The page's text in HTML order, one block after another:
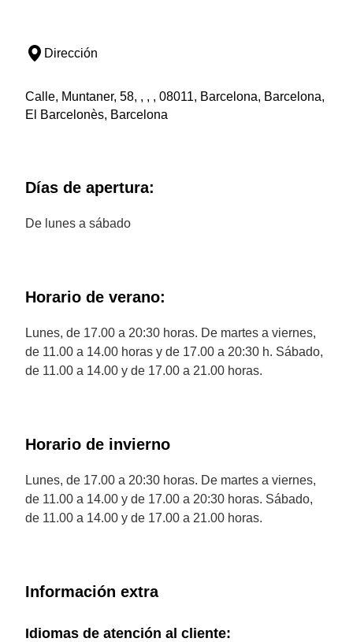
Dirección
Calle, Muntaner, 58, , , , 08011, Barcelona, Barcelona,
El Barcelonès, Barcelona
Días de apertura:
De lunes a sábado
Horario de verano:
Lunes, de 17.00 a 20:30 horas. De martes a viernes,
de 11.00 a 14.00 horas y de 17.00 a 20:30 h. Sábado,
de 11.00 a 14.00 y de 17.00 a 21.00 horas.
Horario de invierno
Lunes, de 17.00 a 20:30 horas. De martes a viernes,
de 11.00 a 14.00 y de 17.00 a 20:30 horas. Sábado,
de 11.00 a 14.00 y de 17.00 a 21.00 horas.
Información extra
Idiomas de atención al cliente: